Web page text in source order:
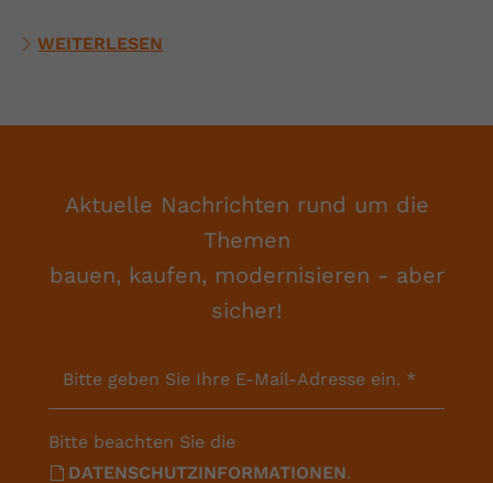
WEITERLESEN
Aktuelle Nachrichten rund um die
Themen
bauen, kaufen, modernisieren - aber
sicher!
Bitte geben Sie Ihre E-Mail-Adresse ein. *
Bitte beachten Sie die
DATENSCHUTZINFORMATIONEN.